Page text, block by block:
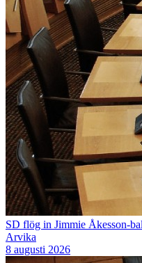
SD flög in Jimmie Åkesson-
Arvika
8 augusti 2026